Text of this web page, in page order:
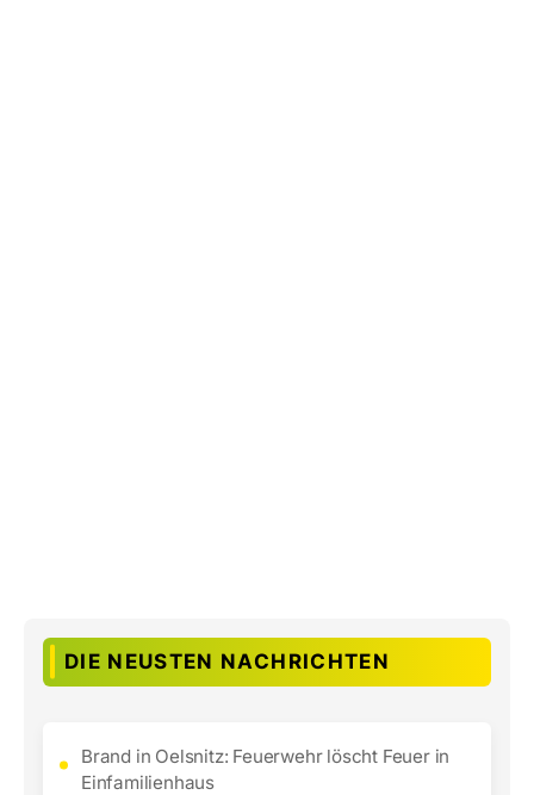
DIE NEUSTEN NACHRICHTEN
Brand in Oelsnitz: Feuerwehr löscht Feuer in
Einfamilienhaus